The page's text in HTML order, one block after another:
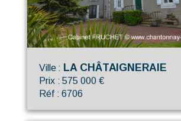
Ville : LA CHÂTAIGNERAIE
Prix : 575 000 €
Réf : 6706